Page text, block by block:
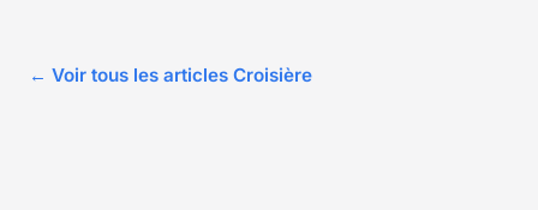
← Voir tous les articles Croisière